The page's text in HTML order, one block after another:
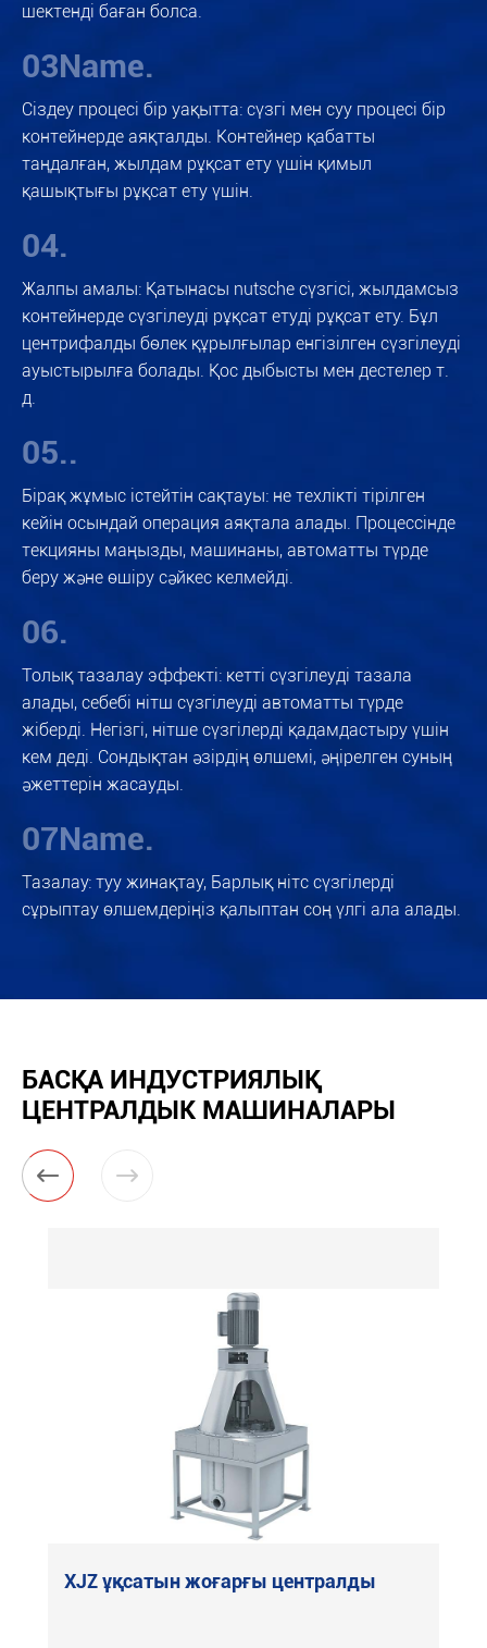
шектенді баған болса.
03Name.
Сіздеу процесі бір уақытта: сүзгі мен суу процесі бір
контейнерде аяқталды. Контейнер қабатты
таңдалған, жылдам рұқсат ету үшін қимыл
қашықтығы рұқсат ету үшін.
04.
Жалпы амалы: Қатынасы nutsche сүзгісі, жылдамсыз
контейнерде сүзгілеуді рұқсат етуді рұқсат ету. Бұл
центрифалды бөлек құрылғылар енгізілген сүзгілеуді
ауыстырылға болады. Қос дыбысты мен дестелер т.
д.
05..
Бірақ жұмыс істейтін сақтауы: не техлікті тірілген
кейін осындай операция аяқтала алады. Процессінде
текцияны маңызды, машинаны, автоматты түрде
беру және өшіру сәйкес келмейді.
06.
Толық тазалау эффекті: кетті сүзгілеуді тазала
алады, себебі нітш сүзгілеуді автоматты түрде
жіберді. Негізгі, нітше сүзгілерді қадамдастыру үшін
кем деді. Сондықтан әзірдің өлшемі, әңірелген суның
әжеттерін жасауды.
07Name.
Тазалау: туу жинақтау, Барлық нітс сүзгілерді
сұрыптау өлшемдеріңіз қалыптан соң үлгі ала алады.
БАСҚА ИНДУСТРИЯЛЫҚ
ЦЕНТРАЛДЫК МАШИНАЛАРЫ
 
XJZ ұқсатын жоғарғы централды